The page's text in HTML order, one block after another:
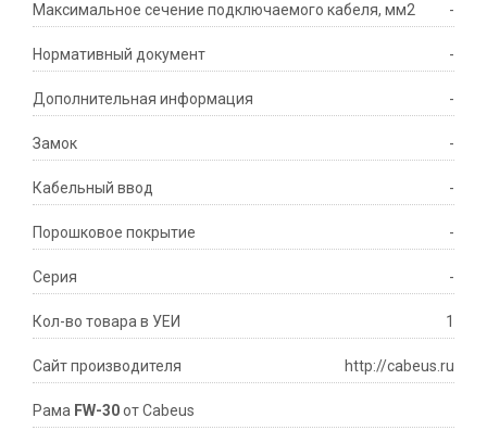
Максимальное сечение подключаемого кабеля, мм2 -
Нормативный документ -
Дополнительная информация -
Замок -
Кабельный ввод -
Порошковое покрытие -
Серия -
Кол-во товара в УЕИ 1
Сайт производителя http://cabeus.ru
Рама FW-30от Cabeus